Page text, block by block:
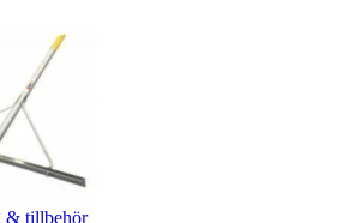
& tillbehör